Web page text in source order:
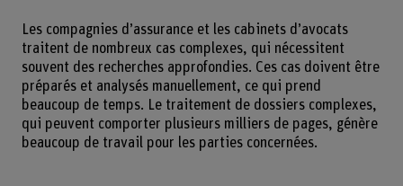
Les compagnies d’assurance et les cabinets d’avocats
traitent de nombreux cas complexes, qui nécessitent
souvent des recherches approfondies. Ces cas doivent être
préparés et analysés manuellement, ce qui prend
beaucoup de temps. Le traitement de dossiers complexes,
qui peuvent comporter plusieurs milliers de pages, génère
beaucoup de travail pour les parties concernées.